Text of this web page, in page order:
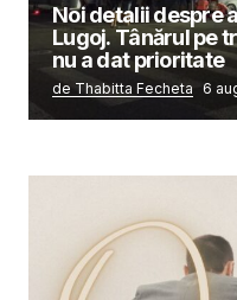
Noi detalii despre
Lugoj. Tânărul pe
nu a dat prioritate
de Thabitta Fecheta 6